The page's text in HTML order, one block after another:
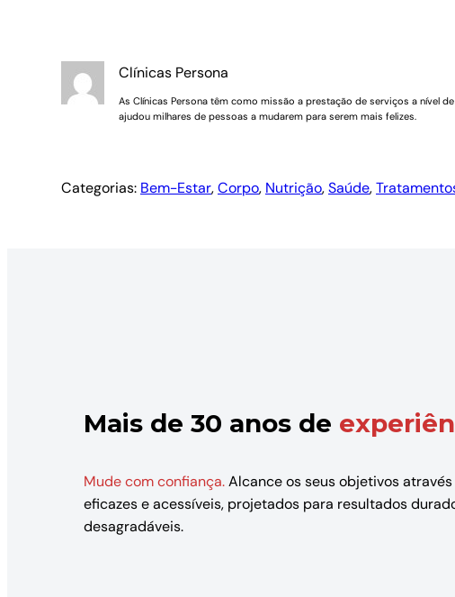
Clínicas Persona
As Clínicas Persona têm como missão a prestação de serviços a nível
ajudou milhares de pessoas a mudarem para serem mais felizes.
Categorias: Bem-Estar, Corpo, Nutrição, Saúde,
Mais de 30 anos de
Mude com confiança.Alcance os seus objetivos
eficazes e acessíveis, projetados para resultados
desagradáveis.